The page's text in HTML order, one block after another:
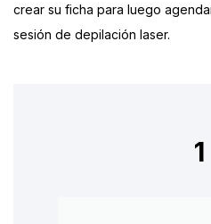
crear su ficha para luego
sesión de depilación laser.
1